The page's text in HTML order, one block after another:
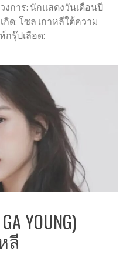
งการ: นักแสดงวันเดือนปี
กิด: โซล เกาหลีใต้ความ
กรุ๊ปเลือด:
YOUNG)
ลี